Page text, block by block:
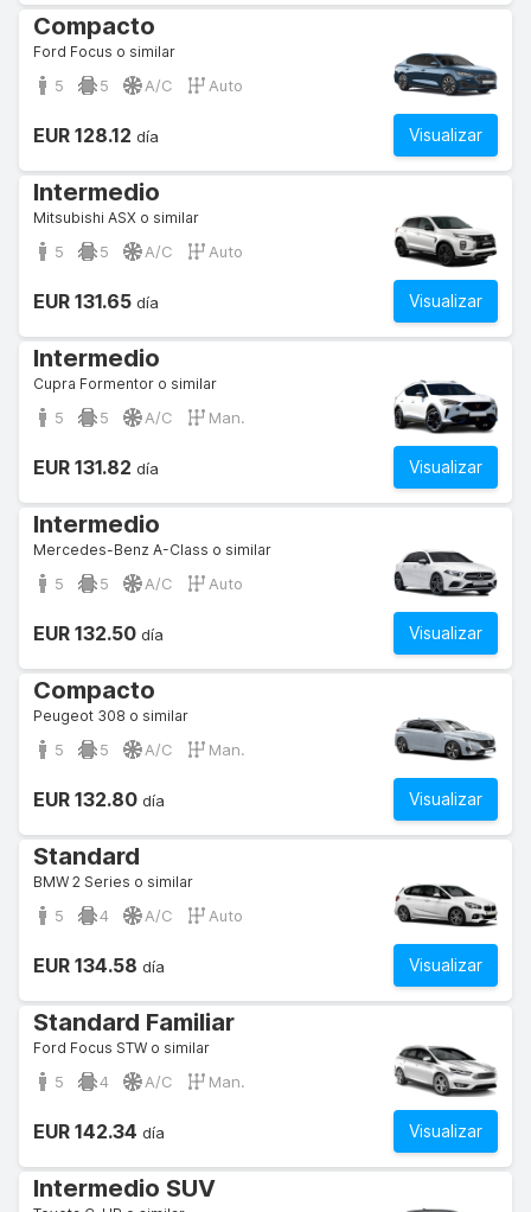
Compacto
Ford Focus o similar
5 5 A/C Auto
Visualizar
EUR 128.12 día
Intermedio
Mitsubishi ASX o similar
5 5 A/C Auto
Visualizar
EUR 131.65 día
Intermedio
Cupra Formentor o similar
5 5 A/C Man.
Visualizar
EUR 131.82 día
Intermedio
Mercedes-Benz A-Class o similar
5 5 A/C Auto
Visualizar
EUR 132.50 día
Compacto
Peugeot 308 o similar
5 5 A/C Man.
Visualizar
EUR 132.80 día
Standard
BMW 2 Series o similar
5 4 A/C Auto
Visualizar
EUR 134.58 día
Standard Familiar
Ford Focus STW o similar
5 4 A/C Man.
Visualizar
EUR 142.34 día
Intermedio SUV